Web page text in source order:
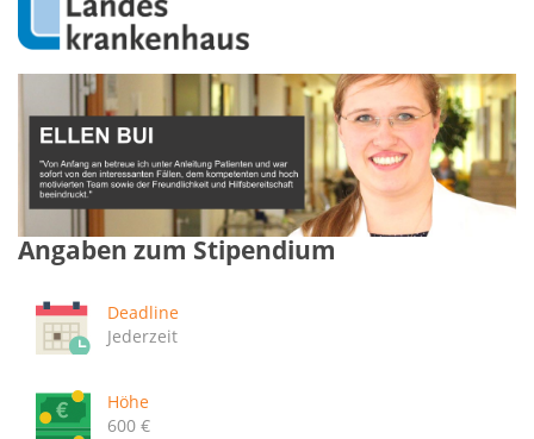
Angaben zum Stipendium
Deadline
Jederzeit
Höhe
600 €